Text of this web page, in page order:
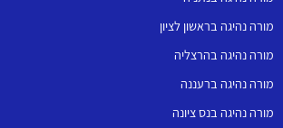
מורה נהיגה בראשון לציון
מורה נהיגה בהרצליה
מורה נהיגה ברעננה
מורה נהיגה בנס ציונה